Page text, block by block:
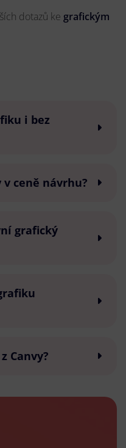
dotazů ke grafickým
i bez
ceně návrhu?
grafický
Canvy?